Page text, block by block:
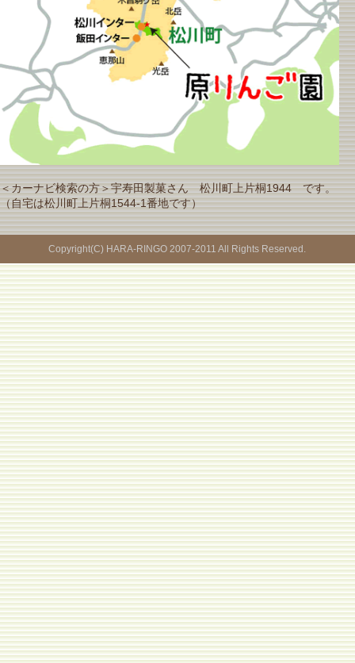
＜カーナビ検索の方＞宇寿田製菓さん 松川町上片桐1944 です。
（自宅は松川町上片桐1544-1番地です）
Copyright(C) HARA-RINGO 2007-2011 All Rights Reserved.